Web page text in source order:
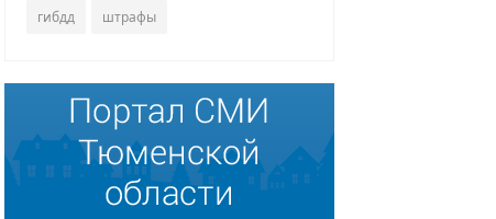
гибдд штрафы